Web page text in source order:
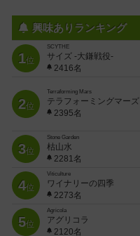
興味ありランキング
1位
SCYTHE
サイズ -大鎌戦役-
2416名
2位
Terraforming Mars
テラフォーミングマーズ
2395名
3位
Stone Garden
枯山水
2281名
4位
Viticulture
ワイナリーの四季
2273名
5位
Agricola
アグリコラ
2120名